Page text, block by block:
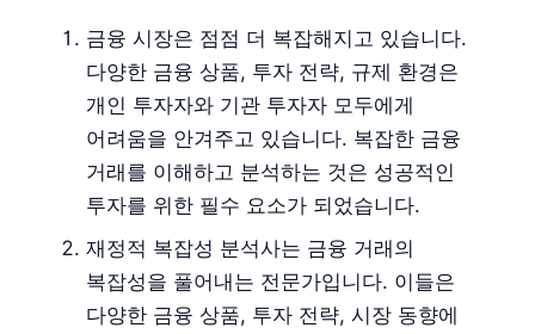
금융 시장은 점점 더 복잡해지고 있습니다.
다양한 금융 상품, 투자 전략, 규제 환경은
개인 투자자와 기관 투자자 모두에게
어려움을 안겨주고 있습니다. 복잡한 금융
거래를 이해하고 분석하는 것은 성공적인
투자를 위한 필수 요소가 되었습니다.
재정적 복잡성 분석사는 금융 거래의
복잡성을 풀어내는 전문가입니다. 이들은
다양한 금융 상품, 투자 전략, 시장 동향에